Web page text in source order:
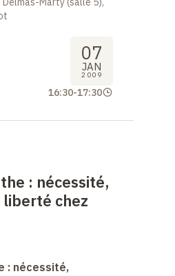
07
JAN
2009
16:30-17:30
: nécessité,
chez
: nécessité,